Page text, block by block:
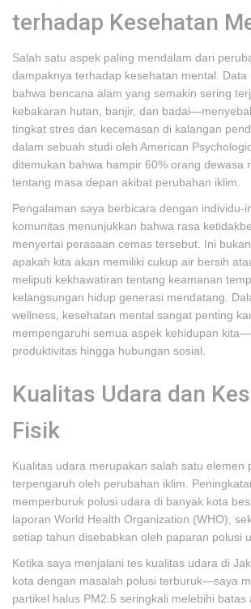
terhadap Kesehatan
Salah satu aspek paling mendalam dari
dampaknya terhadap kesehatan mental. Data
bahwa bencana alam yang semakin sering
kebakaran hutan, banjir, dan
tingkat stres dan kecemasan di kalangan
dalam sebuah studi oleh American
ditemukan bahwa hampir 60% orang dewasa
tentang masa depan akibat perubahan iklim.
Pengalaman saya berbicara dengan individu-
komunitas menunjukkan bahwa rasa
menyertai perasaan cemas tersebut. Ini
apakah kita akan memiliki cukup air bersih
meliputi kekhawatiran tentang keamanan
kelangsungan hidup generasi mendatang.
wellness, kesehatan mental sangat penting
mempengaruhi semua aspek kehidupan
produktivitas hingga hubungan sosial.
Kualitas Udara dan
Fisik
Kualitas udara merupakan salah satu elemen
terpengaruh oleh perubahan iklim.
memperburuk polusi udara di banyak kota
laporan World Health Organization (WHO),
setiap tahun disebabkan oleh paparan polusi
Ketika saya menjalani tes kualitas udara di
kota dengan masalah polusi terburuk—saya
partikel halus PM2.5 seringkali melebihi batas